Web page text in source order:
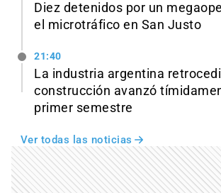
Diez detenidos por un
el microtráfico en San Justo
21:40
La industria argentina
construcción avanzó
primer semestre
Ver todas las noticias